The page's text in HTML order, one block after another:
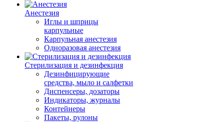
Анестезия
Иглы и шприцы
карпульные
Карпульная анестезия
Одноразовая анестезия
Стерилизация и дезинфекция
Дезинфицирующие
средства, мыло и салфетки
Диспенсеры, дозаторы
Индикаторы, журналы
Контейнеры
Пакеты, рулоны